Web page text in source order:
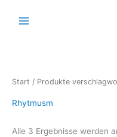
Inhalt
Start / Produkte
Rhytmusm
Alle 3 Ergebnisse werden